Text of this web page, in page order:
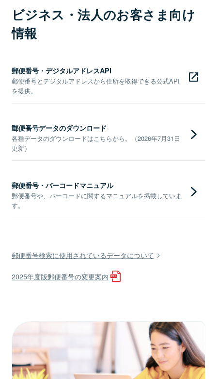
ビジネス・法人のお客さま向け
情報
郵便番号・デジタルアドレスAPI
郵便番号とデジタルアドレスから住所を取得できる公式API
を提供。
郵便番号データのダウンロード
各種データのダウンロードはこちらから。（2026年7月31日
更新）
郵便番号・バーコードマニュアル
郵便番号や、バーコードに関するマニュアルを掲載していま
す。
郵便番号検索に使用されているデータについて
2025年度版郵便番号の変更案内